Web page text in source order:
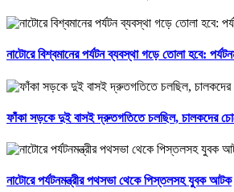
নাটোরে বিশ্বমানের পর্যটন ব্যবস্থা গড়ে তোলা হবে:
ফাঁকা সড়কে দুই বাসই দ্রুতগতিতে চলছিল, চালকদের
নাটোরে পর্যটনমন্ত্রীর পথসভা থেকে পিস্তলসহ যুবক আটক